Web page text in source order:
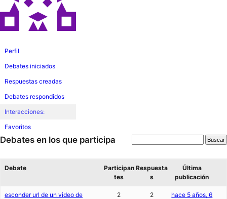
Perfil
Debates iniciados
Respuestas creadas
Debates respondidos
Interacciones:
Favoritos
Debates en los que participa
Debate
Participan
tes
Respuesta
s
Última
publicación
esconder url de un video de
2 2
hace 5 años, 6